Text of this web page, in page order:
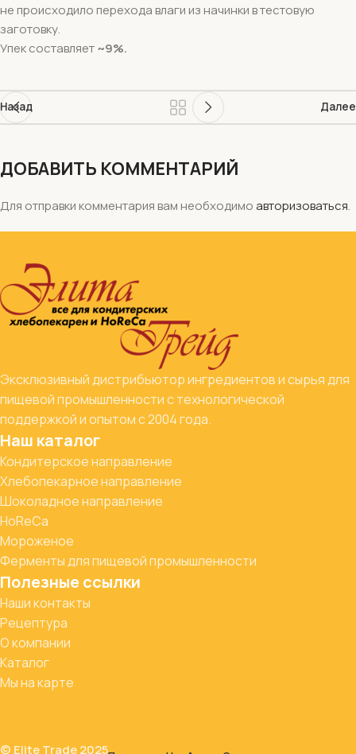
не происходило перехода влаги из начинки в тестовую
заготовку.
Упек составляет~9%.
Назад Далее
ДОБАВИТЬ КОММЕНТАРИЙ
Для отправки комментария вам необходимоавторизоваться.
Эксклюзивный дистрибьютор ингредиентов и сырья для
пищевой промышленности с технологической
поддержкой и опытом с 2004 года.
Наш каталог
Кондитерское направление
Хлебопекарное направление
Шоколадное направление
HoReCa
Мороженое
Ферменты для пищевой промышленности
Полезные ссылки
Наши контакты
Рецептура
О компании
Каталог
Мы на карте
© Elite Trade 2025